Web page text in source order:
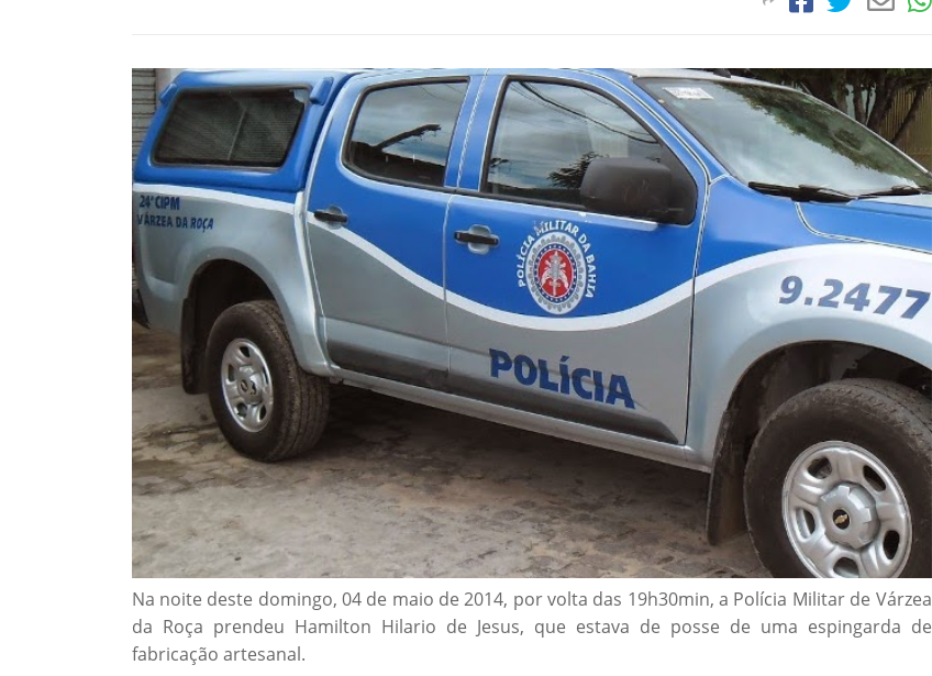
Na noite deste domingo, 04 de maio de 2014, por volta das 19h30min, a Polícia Militar de Várzea
da Roça prendeu Hamilton Hilario de Jesus, que estava de posse de uma espingarda de
fabricação artesanal.